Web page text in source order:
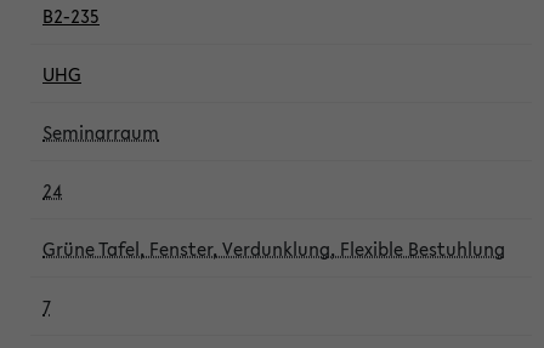
B2-235
UHG
Seminarraum
24
Grüne Tafel, Fenster, Verdunklung, Flexible Bestuhlung
7